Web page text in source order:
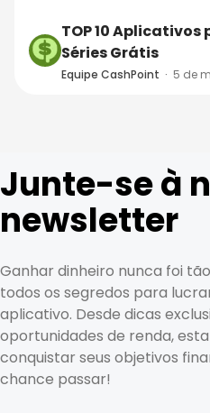
TOP 10 Aplicativos
Séries Grátis
Equipe CashPoint · 5 de
Junte-se à
newsletter
Ganhar dinheiro nunca foi
todos os segredos para
aplicativo. Desde dicas
oportunidades de renda,
conquistar seus objetivos
chance passar!